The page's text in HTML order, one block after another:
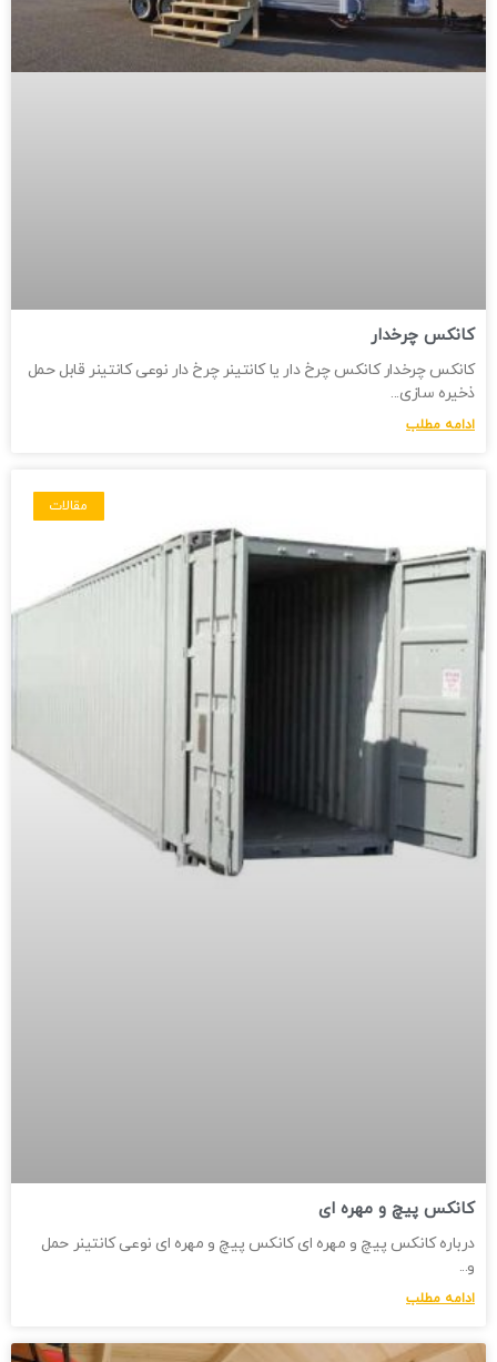
کانکس چرخدار
کانکس چرخدار کانکس چرخ دار یا کانتینر چرخ دار نوعی کانتینر قابل حمل
ذخیره سازی
ادامه مطلب
مقالات
کانکس پیچ و مهره ای
درباره کانکس پیچ و مهره ای کانکس پیچ و مهره ای نوعی کانتینر حمل
و
ادامه مطلب